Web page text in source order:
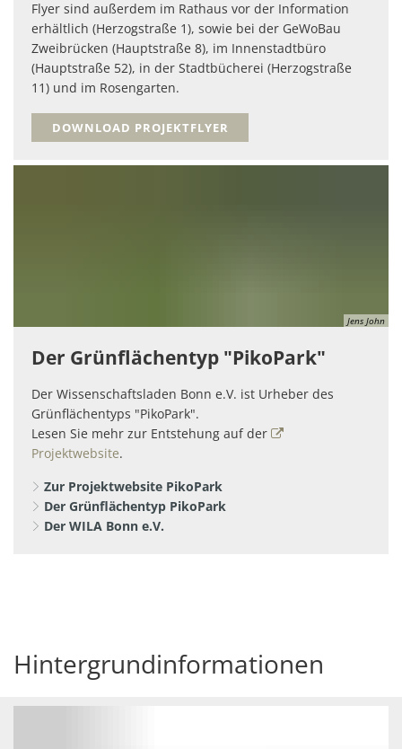
Flyer sind außerdem im Rathaus vor der Information
erhältlich (Herzogstraße 1), sowie bei der GeWoBau
Zweibrücken (Hauptstraße 8), im Innenstadtbüro
(Hauptstraße 52), in der Stadtbücherei (Herzogstraße
11) und im Rosengarten.
DOWNLOAD PROJEKTFLYER
Jens John
Der Grünflächentyp "PikoPark"
Der Wissenschaftsladen Bonn e.V. ist Urheber des
Grünflächentyps "PikoPark".
Lesen Sie mehr zur Entstehung auf der
Projektwebsite.
Zur Projektwebsite PikoPark
Der Grünflächentyp PikoPark
Der WILA Bonn e.V.
Hintergrundinformationen